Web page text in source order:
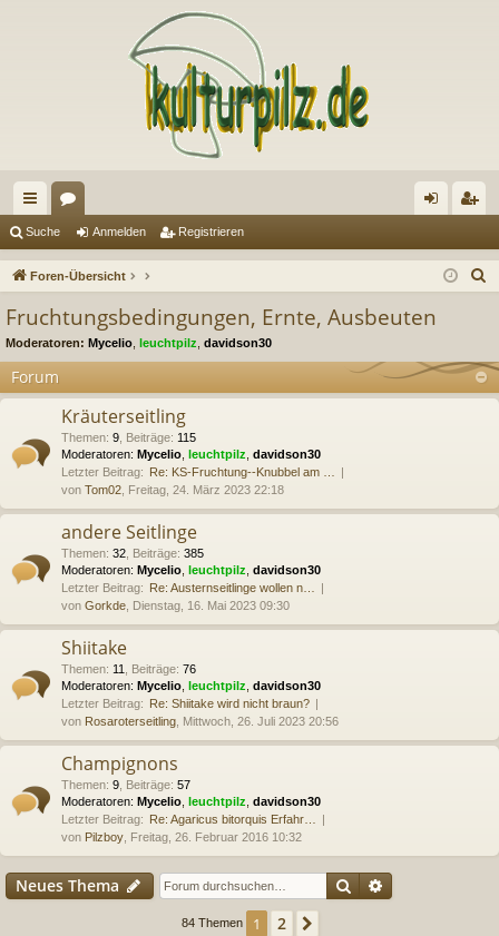
ch
ne
riff
en m
n
ist
n
Suche Anmelden Registrieren
Foren-Übersicht
e
Fruchtungsbedingungen, Ernte, Ausbeuten
Moderatoren: Mycelio leuchtpilz davidson30
Forum
Kräuterseitling
Themen: 9 Beiträge: 115
Moderatoren: Mycelio leuchtpilz davidson30
Letzter Beitrag:
Re: KS-Fruchtung--Knubbel am …
von Tom02 , Freitag, 24. März 2023 22:18
andere Seitlinge
Themen: 32 Beiträge: 385
Moderatoren: Mycelio leuchtpilz davidson30
Letzter Beitrag:
Re: Austernseitlinge wollen n…
von Gorkde , Dienstag, 16. Mai 2023 09:30
Shiitake
Themen: 11 Beiträge: 76
Moderatoren: Mycelio leuchtpilz davidson30
Letzter Beitrag:
Re: Shiitake wird nicht braun?
von Rosaroterseitling , Mittwoch, 26. Juli 2023 20:56
Champignons
Themen: 9 Beiträge: 57
Moderatoren: Mycelio leuchtpilz davidson30
Letzter Beitrag:
Re: Agaricus bitorquis Erfahr…
von Pilzboy , Freitag, 26. Februar 2016 10:32
Neues Thema Suche
84 Themen 1 2